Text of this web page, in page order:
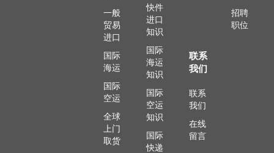
一般
贸易
进口
国际
海运
国际
空运
全球
上门
取货
快件
进口
知识
国际
海运
知识
国际
空运
知识
国际
快递
招聘
职位
联系
我们
联系
我们
在线
留言